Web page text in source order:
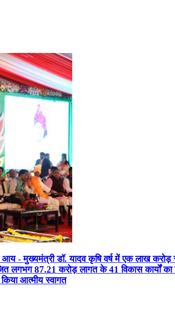
- मुख्यमंत्री डॉ. यादव कृषि वर्ष में एक लाख
87.21 करोड़ लागत के 41 विकास कार्यों का
आत्मीय स्वागत